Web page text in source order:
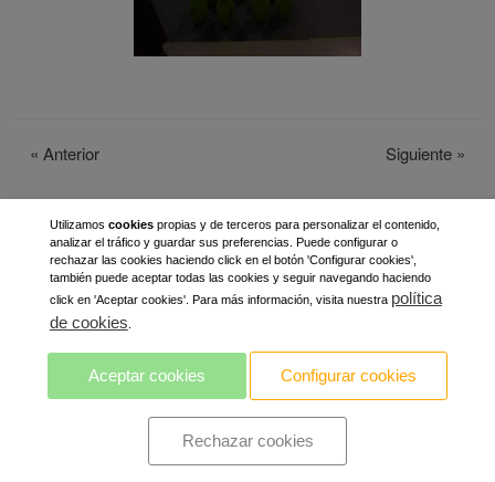
« Anterior Siguiente »
Utilizamos cookiespropias y de terceros para personalizar el contenido,
analizar el tráfico y guardar sus preferencias. Puede configurar o
rechazar las cookies haciendo click en el botón 'Configurar cookies',
también puede aceptar todas las cookies y seguir navegando haciendo
click en 'Aceptar cookies'. Para más información, visita nuestra política
de cookies
Aceptar cookies Configurar cookies
Rechazar cookies